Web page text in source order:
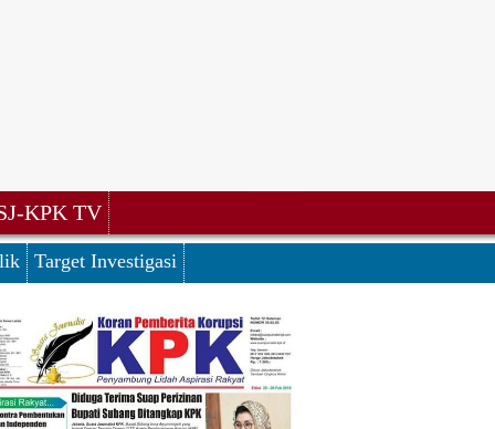
KPK TV
Target Investigasi